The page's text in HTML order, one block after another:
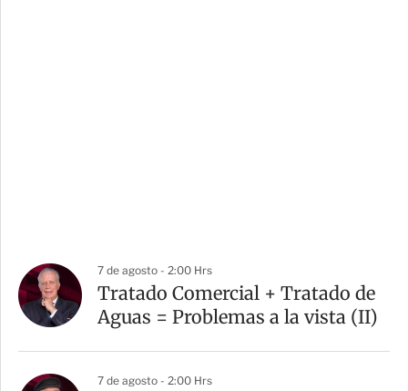
7 de agosto - 2:00 Hrs
Tratado Comercial + Tratado de
Aguas = Problemas a la vista (II)
7 de agosto - 2:00 Hrs